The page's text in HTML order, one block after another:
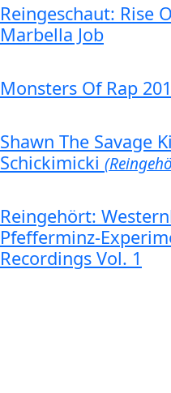
Reingeschaut: Rise
Marbella Job
Monsters Of Rap
Shawn The Savage
Schickimicki
Reingehört:
Pfefferminz-
Recordings Vol. 1